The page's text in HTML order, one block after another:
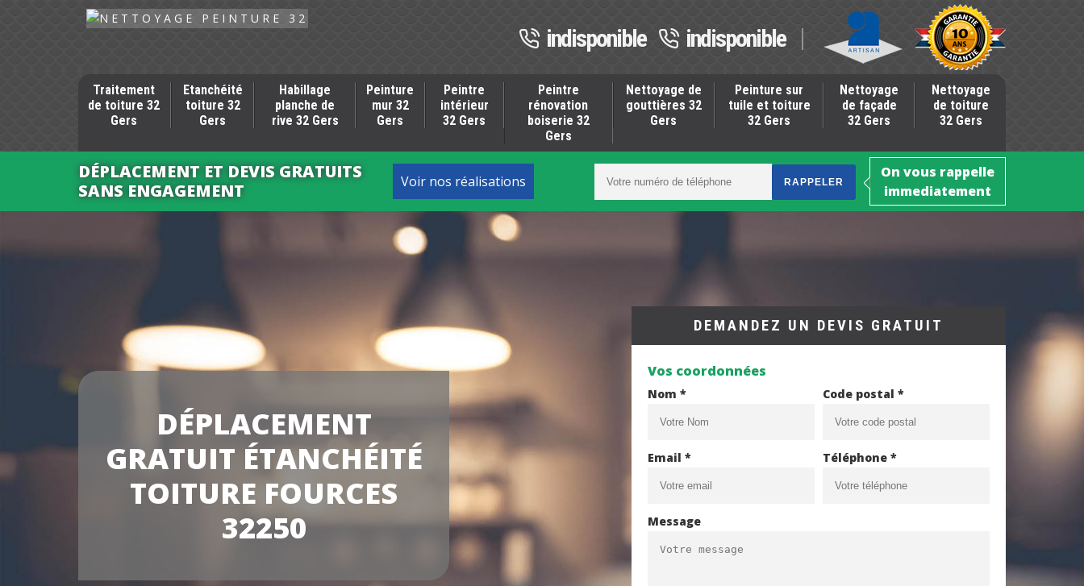
indisponible indisponible
Traitement
de toiture 32
Gers
Etanchéité
toiture 32
Gers
Habillage
planche de
rive 32 Gers
Peinture
mur 32
Gers
Peintre
intérieur
32 Gers
Peintre
rénovation
boiserie 32
Gers
Nettoyage de
gouttières 32
Gers
Peinture sur
tuile et toiture
32 Gers
Nettoyage
de façade
32 Gers
Nettoyage
de toiture
32 Gers
DÉPLACEMENT ET DEVIS GRATUITS
SANS ENGAGEMENT
Voir nos réalisations
On vous rappelle
immediatement
DÉPLACEMENT
GRATUIT ÉTANCHÉITÉ
TOITURE FOURCES
32250
DEMANDEZ UN DEVIS GRATUIT
Vos coordonnées
Nom * Code postal *
Email * Téléphone *
Message